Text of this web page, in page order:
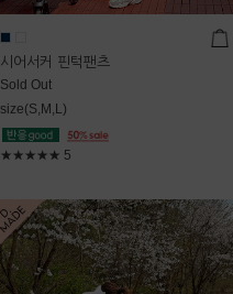
시어서커 핀턱팬츠
Sold Out
size(S,M,L)
★★★★★ 5